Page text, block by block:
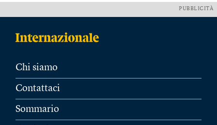
PUBBLICITÀ
Chi siamo
Contattaci
Sommario